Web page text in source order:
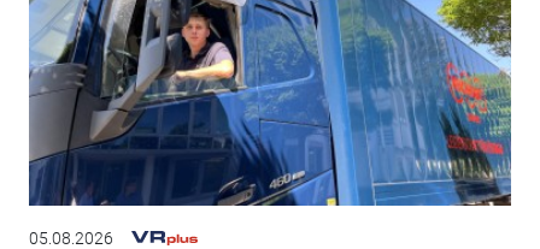
05.08.2026